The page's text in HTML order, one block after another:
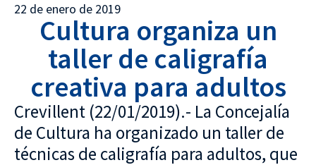
22 de enero de 2019
Cultura organiza un
taller de caligrafía
creativa para adultos
Crevillent (22/01/2019).- La Concejalía
de Cultura ha organizado un taller de
técnicas de caligrafía para adultos, que